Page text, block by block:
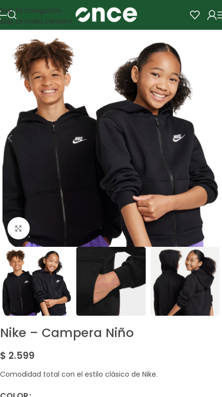
Skip to navigation
Skip to main content
Amplía la Imagen
Nike – Campera Niño
$ 2.599
Comodidad total con el estilo clásico de Nike.